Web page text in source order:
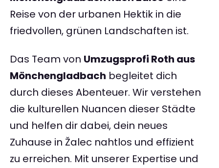
Reise von der urbanen Hektik in die
friedvollen, grünen Landschaften ist.
Das Team von Umzugsprofi Roth aus
Mönchengladbach begleitet dich
durch dieses Abenteuer. Wir verstehen
die kulturellen Nuancen dieser Städte
und helfen dir dabei, dein neues
Zuhause in Žalec nahtlos und effizient
zu erreichen. Mit unserer Expertise und